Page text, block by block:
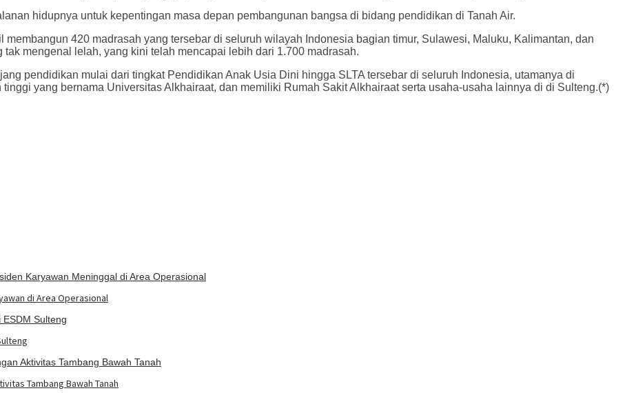
hidupnya untuk kepentingan masa depan pembangunan bangsa di bidang pendidikan di Tanah Air.
420 madrasah yang tersebar di seluruh wilayah Indonesia bagian timur, Sulawesi, Maluku, Kalimantan, dan
mengenal lelah, yang kini telah mencapai lebih dari 1.700 madrasah.
pendidikan mulai dari tingkat Pendidikan Anak Usia Dini hingga SLTA tersebar di seluruh Indonesia, utamanya di
yang bernama Universitas Alkhairaat, dan memiliki Rumah Sakit Alkhairaat serta usaha-usaha lainnya di di Sulteng.(*)
di Area Operasional
Tambang Bawah Tanah